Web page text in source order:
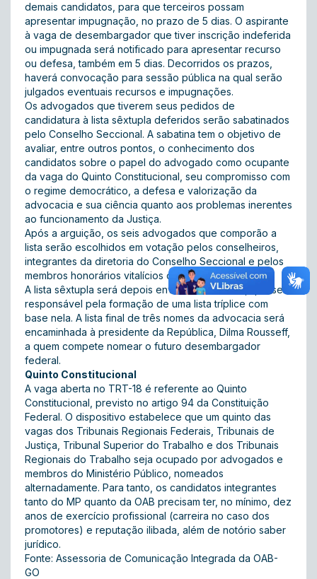
demais candidatos, para que terceiros possam
apresentar impugnação, no prazo de 5 dias. O aspirante
à vaga de desembargador que tiver inscrição indeferida
ou impugnada será notificado para apresentar recurso
ou defesa, também em 5 dias. Decorridos os prazos,
haverá convocação para sessão pública na qual serão
julgados eventuais recursos e impugnações.
Os advogados que tiverem seus pedidos de
candidatura à lista sêxtupla deferidos serão sabatinados
pelo Conselho Seccional. A sabatina tem o objetivo de
avaliar, entre outros pontos, o conhecimento dos
candidatos sobre o papel do advogado como ocupante
da vaga do Quinto Constitucional, seu compromisso com
o regime democrático, a defesa e valorização da
advocacia e sua ciência quanto aos problemas inerentes
ao funcionamento da Justiça.
Após a arguição, os seis advogados que comporão a
lista serão escolhidos em votação pelos conselheiros,
integrantes da diretoria do Conselho Seccional e pelos
membros honorários vitalícios com direito a voto.
A lista sêxtupla será depois enviada ao TRT-18, que será
responsável pela formação de uma lista tríplice com
base nela. A lista final de três nomes da advocacia será
encaminhada à presidente da República, Dilma Rousseff,
a quem compete nomear o futuro desembargador
federal.
Quinto Constitucional
A vaga aberta no TRT-18 é referente ao Quinto
Constitucional, previsto no artigo 94 da Constituição
Federal. O dispositivo estabelece que um quinto das
vagas dos Tribunais Regionais Federais, Tribunais de
Justiça, Tribunal Superior do Trabalho e dos Tribunais
Regionais do Trabalho seja ocupado por advogados e
membros do Ministério Público, nomeados
alternadamente. Para tanto, os candidatos integrantes
tanto do MP quanto da OAB precisam ter, no mínimo, dez
anos de exercício profissional (carreira no caso dos
promotores) e reputação ilibada, além de notório saber
jurídico.
Fonte: Assessoria de Comunicação Integrada da OAB-
GO